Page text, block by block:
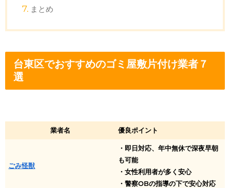
まとめ
台東区でおすすめのゴミ屋敷片付け業者７
選
業者名 優良ポイント
ごみ怪獣
・即日対応、年中無休で深夜早朝
も可能
・女性利用者が多く安心
・警察OBの指導の下で安心対応